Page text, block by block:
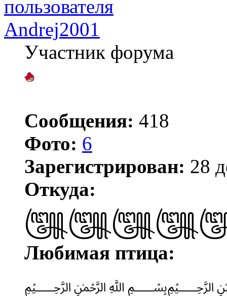
Andrej2001
Участник форума
Сообщения: 418
Фото: 6
Зарегистрирован: 28
Откуда:
Любимая птица: